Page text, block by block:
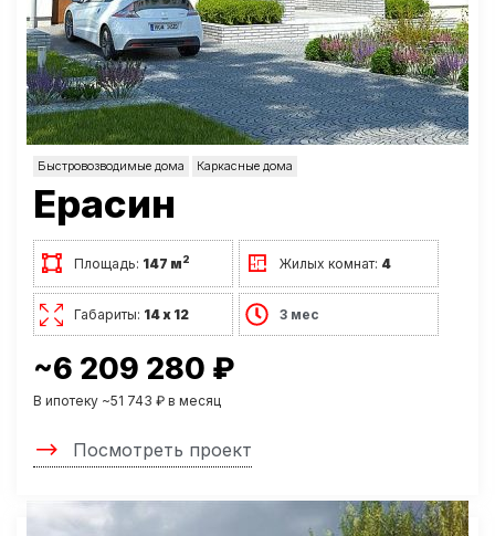
Быстровозводимые дома Каркасные дома
Ерасин
Площадь: 147 м2 Жилых комнат: 4
Габариты: 14 х 12 3 мес
~6 209 280 ₽
В ипотеку ~51 743 ₽ в месяц
Посмотреть проект